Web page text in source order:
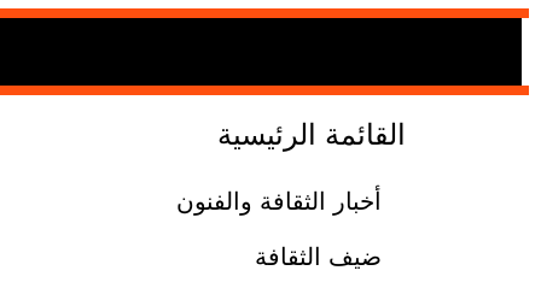
القائمة الرئيسية
أخبار الثقافة والفنون
ضيف الثقافة